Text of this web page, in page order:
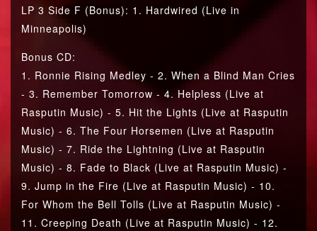
LP 3 Side F (Bonus): 1. Hardwired (Live in
Minneapolis)
Bonus CD:
1. Ronnie Rising Medley - 2. When a Blind Man Cries
- 3. Remember Tomorrow - 4. Helpless (Live at
Rasputin Music) - 5. Hit the Lights (Live at Rasputin
Music) - 6. The Four Horsemen (Live at Rasputin
Music) - 7. Ride the Lightning (Live at Rasputin
Music) - 8. Fade to Black (Live at Rasputin Music) -
9. Jump in the Fire (Live at Rasputin Music) - 10.
For Whom the Bell Tolls (Live at Rasputin Music) -
11. Creeping Death (Live at Rasputin Music) - 12.